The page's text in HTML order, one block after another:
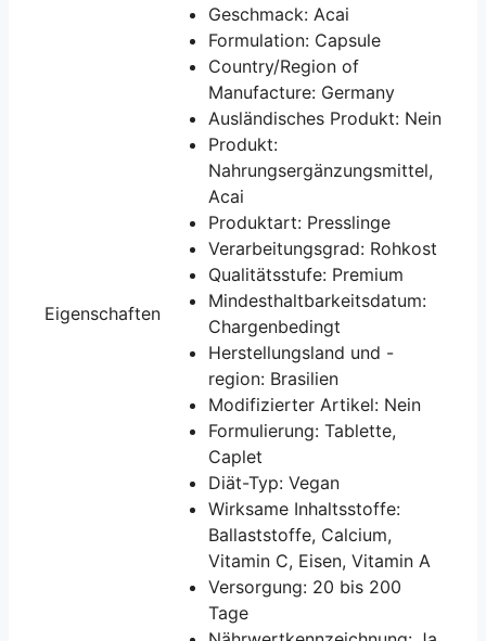
Eigenschaften
Geschmack: Acai
Formulation: Capsule
Country/Region of
Manufacture: Germany
Ausländisches Produkt: Nein
Produkt:
Nahrungsergänzungsmittel,
Acai
Produktart: Presslinge
Verarbeitungsgrad: Rohkost
Qualitätsstufe: Premium
Mindesthaltbarkeitsdatum:
Chargenbedingt
Herstellungsland und -
region: Brasilien
Modifizierter Artikel: Nein
Formulierung: Tablette,
Caplet
Diät-Typ: Vegan
Wirksame Inhaltsstoffe:
Ballaststoffe, Calcium,
Vitamin C, Eisen, Vitamin A
Versorgung: 20 bis 200
Tage